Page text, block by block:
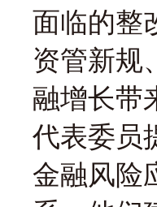
面临的整
资管新规
融增长带
代表委员
金融风险